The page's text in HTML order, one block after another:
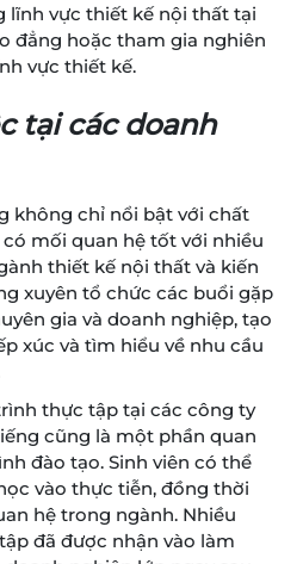
lĩnh vực thiết kế nội thất tại
đẳng hoặc tham gia nghiên
vực thiết kế.
tại các doanh
không chỉ nổi bật với chất
mối quan hệ tốt với nhiều
thiết kế nội thất và kiến
xuyên tổ chức các buổi gặp
gia và doanh nghiệp, tạo
xúc và tìm hiểu về nhu cầu
thực tập tại các công ty
cũng là một phần quan
đào tạo. Sinh viên có thể
vào thực tiễn, đồng thời
hệ trong ngành. Nhiều
đã được nhận vào làm